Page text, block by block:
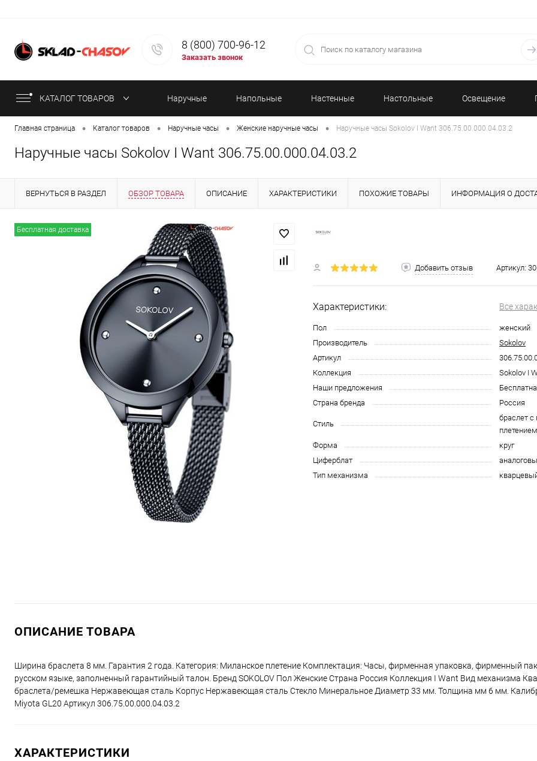
8 (800) 700-96-12
Заказать звонок
КАТАЛОГ ТОВАРОВ Наручные
часы
Напольные Настенные Настольные Освещение
Главная страница • Каталог товаров • Наручные часы • Женские наручные часы • Наручные часы Sokolov I Want 306.75.00.000.04.03.2
Наручные часы Sokolov I Want 306.75.00.000.04.03.2
ВЕРНУТЬСЯ В РАЗДЕЛ ОБЗОР ТОВАРА ОПИСАНИЕ ХАРАКТЕРИСТИКИ ПОХОЖИЕ ТОВАРЫ ИНФОРМАЦИЯ О
ИНФОРМАЦИЯ ОБ ОПЛАТЕ СТАТЬИ
Бесплатная доставка
Добавить отзыв Артикул:
Характеристики: Все
Пол
женский
Производитель
Sokolov
Артикул
Коллекция
Sokolov I
Наши предложения
Страна бренда
Россия
Стиль
браслет
Форма
круг
Циферблат
Тип механизма
ОПИСАНИЕ ТОВАРА
Ширина браслета 8 мм. Гарантия 2 года. Категория: Миланское плетение Комплектация: Часы, фирменная упаковка, фирменный
русском языке, заполненный гарантийный талон. Бренд SOKOLOV Пол Женские Страна Россия Коллекция I Want Вид механизма
браслета/ремешка Нержавеющая сталь Корпус Нержавеющая сталь Стекло Минеральное Диаметр 33 мм. Толщина мм 6 мм.
Miyota GL20 Артикул 306.75.00.000.04.03.2
ХАРАКТЕРИСТИКИ